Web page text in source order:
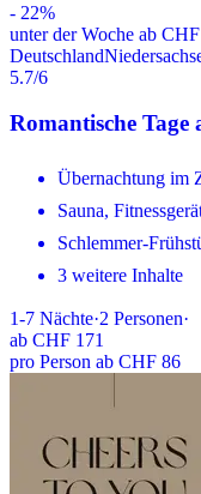
- 22%
unter der Woche ab
Deutschland
5.7/6
Romantische Tage
Übernachtung im
Sauna,
Schlemmer-
3 weitere Inhalte
1-7 Nächte·2 Personen·
ab CHF 171
pro Person ab CHF 86